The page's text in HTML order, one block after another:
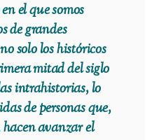
el que somos
de grandes
solo los históricos
mitad del siglo
intrahistorias, lo
de personas que,
avanzar el